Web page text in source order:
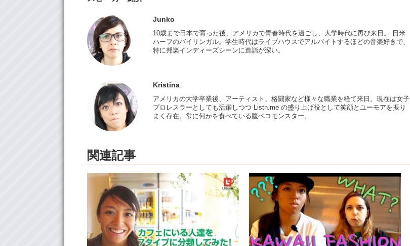
Junko
10歳まで日本で育った後、アメリカで青春時代を過ごし、大学時代に再び来日。 日米
ハーフのバイリンガル。学生時代はライブハウスでアルバイトするほどの音楽好きで、
特に邦楽インディーズシーンに造詣が深い。
Kristina
アメリカの大学卒業後、アーティスト、格闘家など様々な職業を経て来日。現在は女子
プロレスラーとしても活躍しつつ Listn.me の盛り上げ役として笑顔とユーモアを振り
まく存在。常に何かを食べている腹ペコモンスター。
関連記事